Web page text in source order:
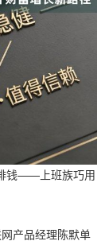
钱——上班族巧用
产品经理陈默单